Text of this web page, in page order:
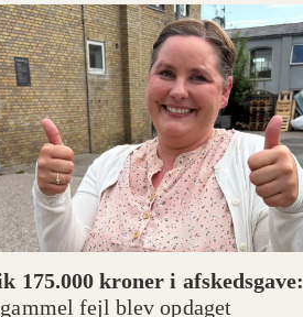
175.000 kroner i afskedsgave:
fejl blev opdaget